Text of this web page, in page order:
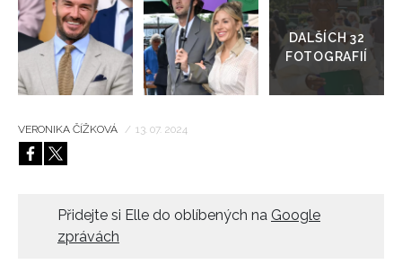
do
galerie
VERONIKA ČÍŽKOVÁ / 13. 07. 2024
Přidejte si Elle do oblíbených na Google
zprávách